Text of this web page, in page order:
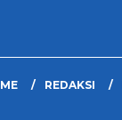
REDAKSI